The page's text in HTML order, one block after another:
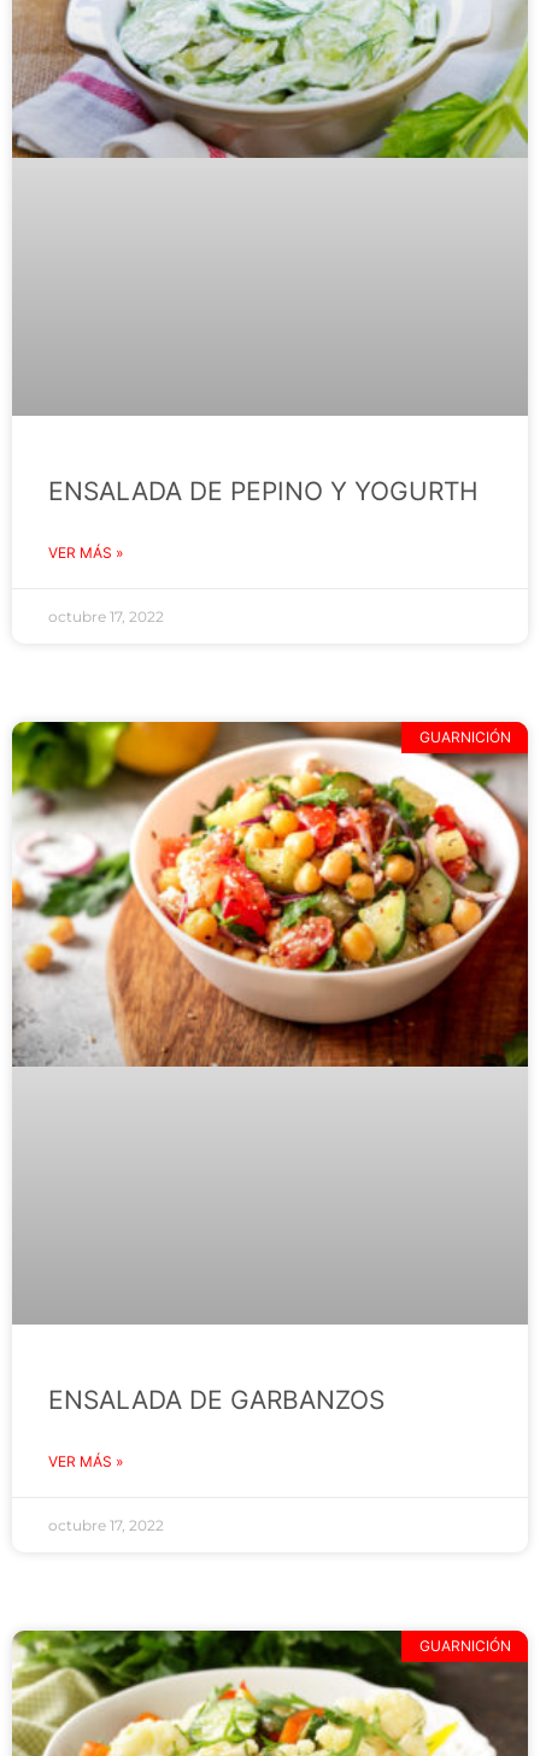
ENSALADA DE PEPINO Y YOGURTH
VER MÁS »
octubre 17, 2022
GUARNICIÓN
ENSALADA DE GARBANZOS
VER MÁS »
octubre 17, 2022
GUARNICIÓN